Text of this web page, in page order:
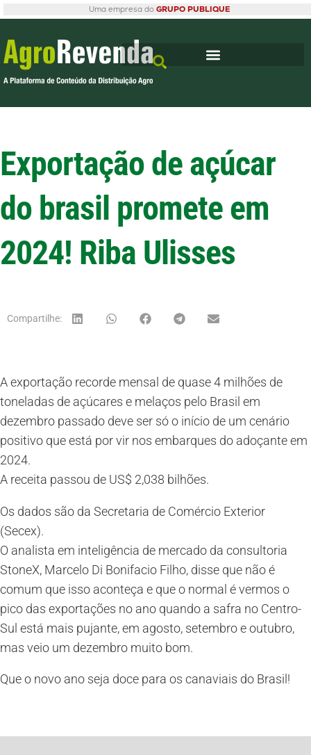
Uma empresa do GRUPO PUBLIQUE
Exportação de açúcar
do brasil promete em
2024! Riba Ulisses
Compartilhe:
A exportação recorde mensal de quase 4 milhões de
toneladas de açúcares e melaços pelo Brasil em
dezembro passado deve ser só o início de um cenário
positivo que está por vir nos embarques do adoçante em
2024.
A receita passou de US$ 2,038 bilhões.
Os dados são da Secretaria de Comércio Exterior
(Secex).
O analista em inteligência de mercado da consultoria
StoneX, Marcelo Di Bonifacio Filho, disse que não é
comum que isso aconteça e que o normal é vermos o
pico das exportações no ano quando a safra no Centro-
Sul está mais pujante, em agosto, setembro e outubro,
mas veio um dezembro muito bom.
Que o novo ano seja doce para os canaviais do Brasil!